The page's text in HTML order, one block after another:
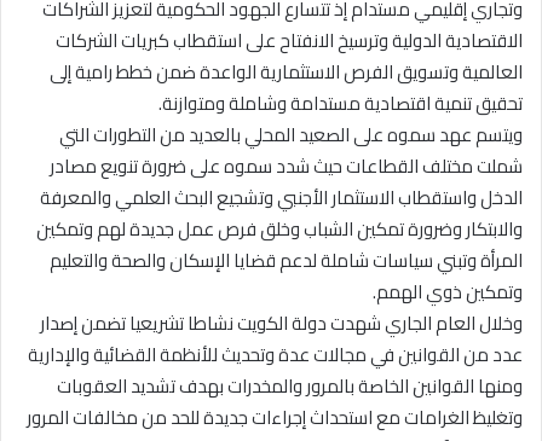
وتجاري إقليمي مستدام إذ تتسارع الجهود الحكومية لتعزيز الشراكات
الاقتصادية الدولية وترسيخ الانفتاح على استقطاب كبريات الشركات
العالمية وتسويق الفرص الاستثمارية الواعدة ضمن خطط رامية إلى
تحقيق تنمية اقتصادية مستدامة وشاملة ومتوازنة.
ويتسم عهد سموه على الصعيد المحلي بالعديد من التطورات التي
شملت مختلف القطاعات حيث شدد سموه على ضرورة تنويع مصادر
الدخل واستقطاب الاستثمار الأجنبي وتشجيع البحث العلمي والمعرفة
والابتكار وضرورة تمكين الشباب وخلق فرص عمل جديدة لهم وتمكين
المرأة وتبني سياسات شاملة لدعم قضايا الإسكان والصحة والتعليم
وتمكين ذوي الهمم.
وخلال العام الجاري شهدت دولة الكويت نشاطا تشريعيا تضمن إصدار
عدد من القوانين في مجالات عدة وتحديث للأنظمة القضائية والإدارية
ومنها القوانين الخاصة بالمرور والمخدرات بهدف تشديد العقوبات
وتغليظ الغرامات مع استحداث إجراءات جديدة للحد من مخالفات المرور